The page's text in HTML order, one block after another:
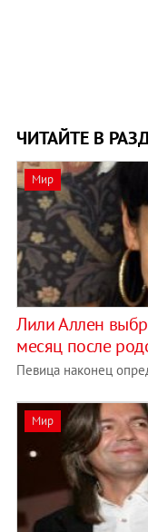
ЧИТАЙТЕ В
Мир
Лили Аллен
месяц после
Певица наконец
Мир